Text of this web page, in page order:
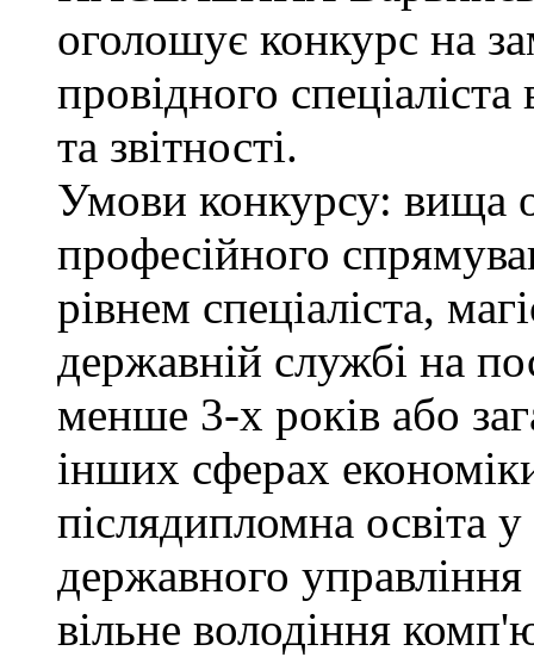
оголошує конкурс на
провідного
та звітності.
Умови конкурсу: вища
професійного
рівнем спеціаліста,
державній службі на
менше 3-х років або
інших сферах
післядипломна освіта
державного управління
вільне володіння